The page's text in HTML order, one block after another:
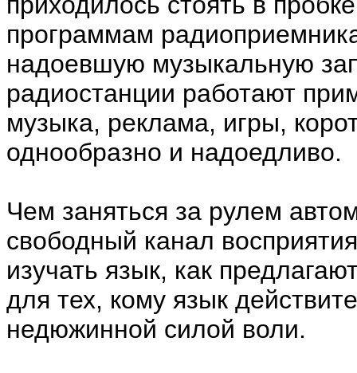
программам
надоевшую музыкальную
радиостанции работают
музыка, реклама, игры,
однообразно и надоедливо.
Чем заняться за рулем
свободный канал
изучать язык, как
для тех, кому язык
недюжинной силой воли.